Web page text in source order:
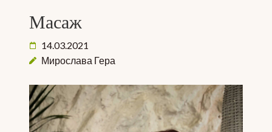
Масаж
14.03.2021
Мирослава Гера